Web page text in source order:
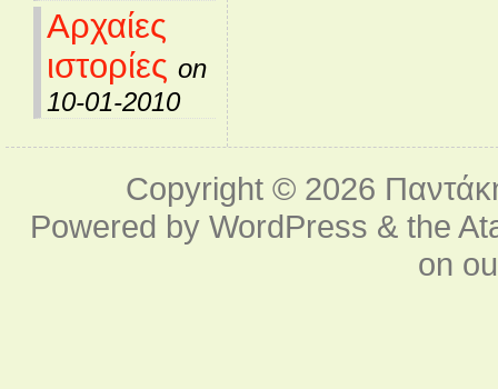
Αρχαίες
ιστορίες on
10-01-2010
Copyright © 2026
Powered byWordPress & the
on